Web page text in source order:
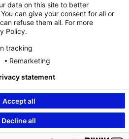
– Independent Living Norge SA 2026
data on this site to better
can give your consent for all or
refuse them all. For more
Policy.
tracking
Remarketing
Accept all
Decline all
statement